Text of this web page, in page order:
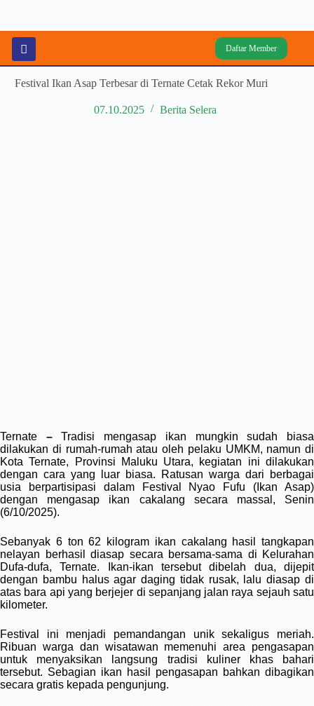
Daftar Member
Festival Ikan Asap Terbesar di Ternate Cetak Rekor Muri
07.10.2025 Berita Selera
Ternate –Tradisi mengasap ikan mungkin sudah biasa
dilakukan di rumah-rumah atau oleh pelaku UMKM, namun di
Kota Ternate, Provinsi Maluku Utara, kegiatan ini dilakukan
dengan cara yang luar biasa. Ratusan warga dari berbagai
usia berpartisipasi dalam Festival Nyao Fufu (Ikan Asap)
dengan mengasap ikan cakalang secara massal, Senin
(6/10/2025).
Sebanyak 6 ton 62 kilogram ikan cakalang hasil tangkapan
nelayan berhasil diasap secara bersama-sama di Kelurahan
Dufa-dufa, Ternate. Ikan-ikan tersebut dibelah dua, dijepit
dengan bambu halus agar daging tidak rusak, lalu diasap di
atas bara api yang berjejer di sepanjang jalan raya sejauh satu
kilometer.
Festival ini menjadi pemandangan unik sekaligus meriah.
Ribuan warga dan wisatawan memenuhi area pengasapan
untuk menyaksikan langsung tradisi kuliner khas bahari
tersebut. Sebagian ikan hasil pengasapan bahkan dibagikan
secara gratis kepada pengunjung.